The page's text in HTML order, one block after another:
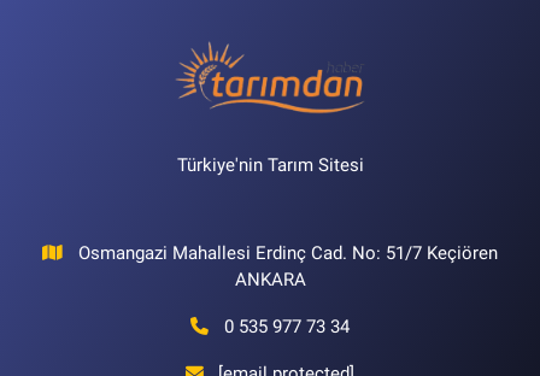
Türkiye'nin Tarım Sitesi
Osmangazi Mahallesi Erdinç Cad. No: 51/7 Keçiören
ANKARA
0 535 977 73 34